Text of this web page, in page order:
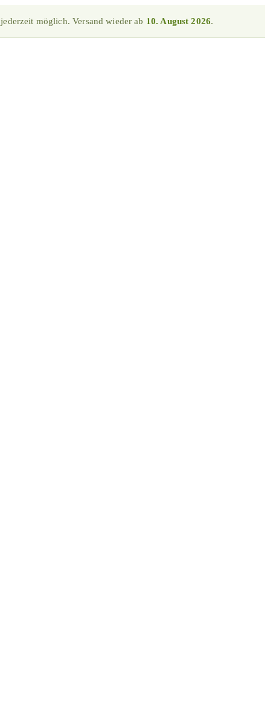
möglich. Versand wieder ab 10. August 2026.